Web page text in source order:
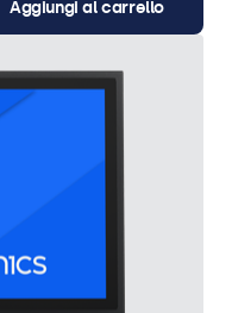
Aggiungi al carrello